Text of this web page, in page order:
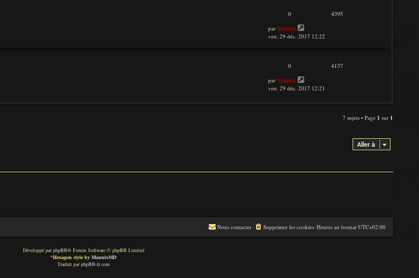
0 4395
par Yuimen
ven. 29 déc. 2017 12:22
0 4137
par Yuimen
ven. 29 déc. 2017 12:21
7 sujets • Page 1 sur 1
Aller à
Heures au format UTC+02:00
Supprimer les cookies
Nous contacter
Développé parphpBB® Forum Software © phpBB Limited
*Hexagon style by MannixMD
Traduit parphpBB-fr.com